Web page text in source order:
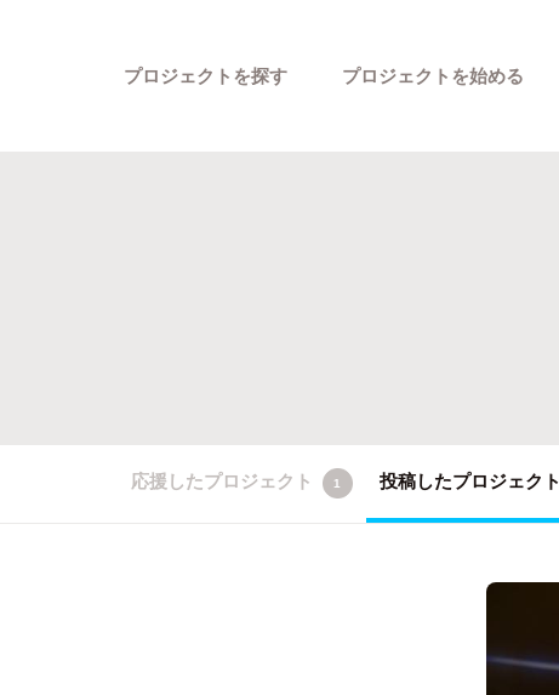
プロジェクトを探す プロジェクトを始める
応援したプロジェクト 1 投稿したプロジェクト